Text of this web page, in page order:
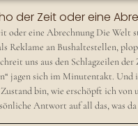
der Zeit oder eine
oder eine Abrechnung Die
Reklame an Bushaltestellen,
uns aus den Schlagzeilen
jagen sich im Minutentakt.
bin, wie erschöpft ich
Antwort auf all das, was